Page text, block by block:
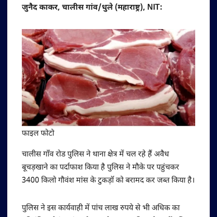
जुनैद काकर, चालीस गांव/धुले (महाराष्ट्र), NIT:
फाइल फोटो
चालीस गाँव रोड पुलिस ने थाना क्षेत्र में चल रहे हैं अवैध
बूचड़खाने का पर्दाफाश किया है पुलिस ने मौके पर पहुंचकर
3400 किलो गौवंश मांस के टुकड़ॉ को बरामद कर जब्त किया है।
पुलिस ने इस कार्यवाही में पांच लाख रुपये से भी अधिक का